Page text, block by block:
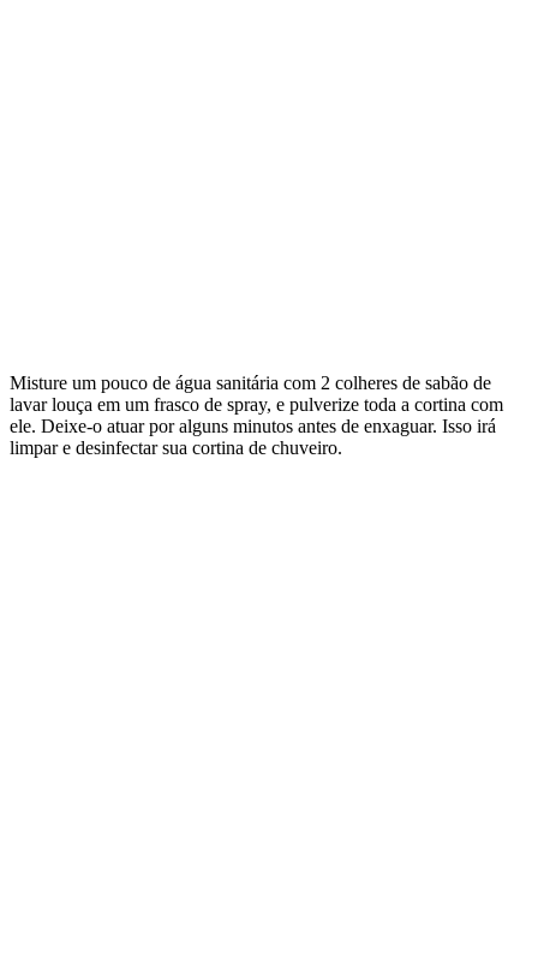
Misture um pouco de água sanitária com 2 colheres de sabão de
lavar louça em um frasco de spray, e pulverize toda a cortina com
ele. Deixe-o atuar por alguns minutos antes de enxaguar. Isso irá
limpar e desinfectar sua cortina de chuveiro.